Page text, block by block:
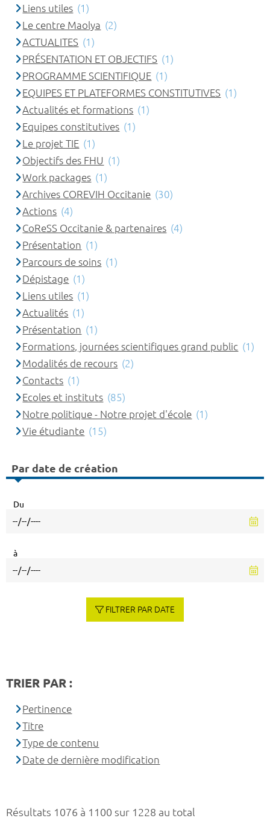
Résultats 1076 à 1100 sur 1228 au total
Liens utiles (1)
Le centre Maolya (2)
ACTUALITES (1)
PRÉSENTATION ET OBJECTIFS (1)
PROGRAMME SCIENTIFIQUE (1)
EQUIPES ET PLATEFORMES CONSTITUTIVES (1)
Actualités et formations (1)
Equipes constitutives (1)
Le projet TIE (1)
Objectifs des FHU (1)
Work packages (1)
Archives COREVIH Occitanie (30)
Actions (4)
CoReSS Occitanie & partenaires (4)
Présentation (1)
Parcours de soins (1)
Dépistage (1)
Liens utiles (1)
Actualités (1)
Présentation (1)
Formations, journées scientifiques grand public (1)
Modalités de recours (2)
Contacts (1)
Ecoles et instituts (85)
Notre politique - Notre projet d'école (1)
Vie étudiante (15)
Par date de création
Du
à
FILTRER PAR DATE
TRIER PAR :
Pertinence
Titre
Type de contenu
Date de dernière modification